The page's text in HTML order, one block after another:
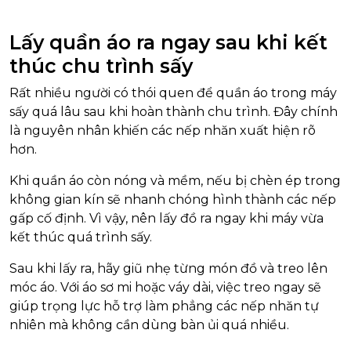
Lấy quần áo ra ngay sau khi kết
thúc chu trình sấy
Rất nhiều người có thói quen để quần áo trong máy
sấy quá lâu sau khi hoàn thành chu trình. Đây chính
là nguyên nhân khiến các nếp nhăn xuất hiện rõ
hơn.
Khi quần áo còn nóng và mềm, nếu bị chèn ép trong
không gian kín sẽ nhanh chóng hình thành các nếp
gấp cố định. Vì vậy, nên lấy đồ ra ngay khi máy vừa
kết thúc quá trình sấy.
Sau khi lấy ra, hãy giũ nhẹ từng món đồ và treo lên
móc áo. Với áo sơ mi hoặc váy dài, việc treo ngay sẽ
giúp trọng lực hỗ trợ làm phẳng các nếp nhăn tự
nhiên mà không cần dùng bàn ủi quá nhiều.